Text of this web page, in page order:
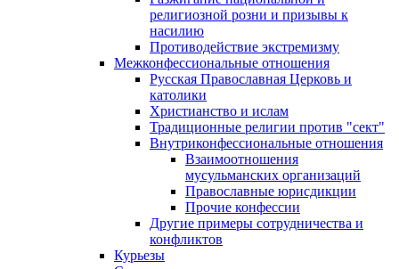
религиозной розни и призывы к
насилию
Противодействие экстремизму
Межконфессиональные отношения
Русская Православная Церковь и
католики
Христианство и ислам
Традиционные религии против "сект"
Внутриконфессиональные отношения
Взаимоотношения
мусульманских организаций
Православные юрисдикции
Прочие конфессии
Другие примеры сотрудничества и
конфликтов
Курьезы